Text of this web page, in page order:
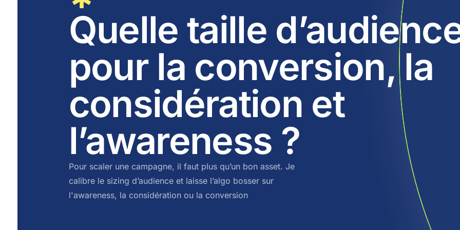
Quelle taille
pour la conversion, la
considération et
l’awareness ?
Pour scaler une campagne, il faut plus qu’un bon asset. Je
calibre le sizing d’audience et laisse l’algo bosser sur
l'awareness, la considération ou la conversion